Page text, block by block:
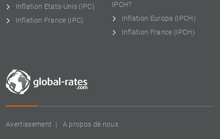
Avertissement A propos de nous
Inflation Etats-Unis (IPC)
Inflation France (IPC)
IPCH?
Inflation Europa (IPCH)
Inflation France (IPCH)